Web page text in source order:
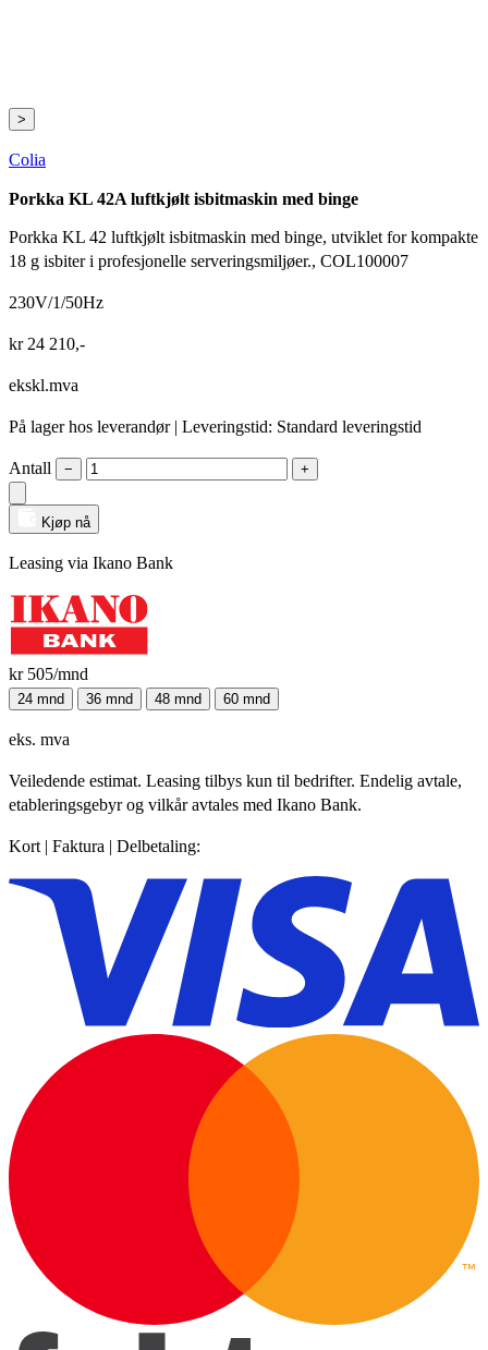
>
Colia
Porkka KL 42A luftkjølt isbitmaskin med binge
Porkka KL 42 luftkjølt isbitmaskin med binge, utviklet for kompakte
18 g isbiter i profesjonelle serveringsmiljøer., COL100007
230V/1/50Hz
kr24 210,-
ekskl.mva
På lager hos leverandør | Leveringstid: Standard leveringstid
Antall − +
Kjøp nå
Leasing via Ikano Bank
kr 505/mnd
24 mnd 36 mnd 48 mnd 60 mnd
eks. mva
Veiledende estimat. Leasing tilbys kun til bedrifter. Endelig avtale,
etableringsgebyr og vilkår avtales med Ikano Bank.
Kort | Faktura | Delbetaling: